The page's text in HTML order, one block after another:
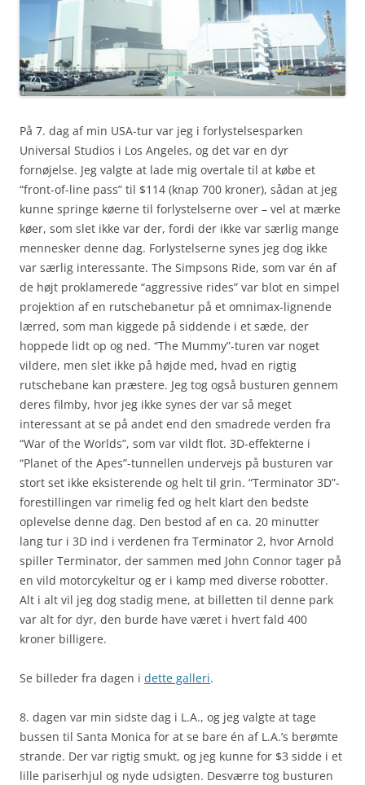
På 7. dag af min USA-tur var jeg i forlystelsesparken
Universal Studios i Los Angeles, og det var en dyr
fornøjelse. Jeg valgte at lade mig overtale til at købe et
“front-of-line pass” til $114 (knap 700 kroner), sådan at jeg
kunne springe køerne til forlystelserne over – vel at mærke
køer, som slet ikke var der, fordi der ikke var særlig mange
mennesker denne dag. Forlystelserne synes jeg dog ikke
var særlig interessante. The Simpsons Ride, som var én af
de højt proklamerede “aggressive rides” var blot en simpel
projektion af en rutschebanetur på et omnimax-lignende
lærred, som man kiggede på siddende i et sæde, der
hoppede lidt op og ned. “The Mummy”-turen var noget
vildere, men slet ikke på højde med, hvad en rigtig
rutschebane kan præstere. Jeg tog også busturen gennem
deres filmby, hvor jeg ikke synes der var så meget
interessant at se på andet end den smadrede verden fra
“War of the Worlds”, som var vildt flot. 3D-effekterne i
“Planet of the Apes”-tunnellen undervejs på busturen var
stort set ikke eksisterende og helt til grin. “Terminator 3D”-
forestillingen var rimelig fed og helt klart den bedste
oplevelse denne dag. Den bestod af en ca. 20 minutter
lang tur i 3D ind i verdenen fra Terminator 2, hvor Arnold
spiller Terminator, der sammen med John Connor tager på
en vild motorcykeltur og er i kamp med diverse robotter.
Alt i alt vil jeg dog stadig mene, at billetten til denne park
var alt for dyr, den burde have været i hvert fald 400
kroner billigere.
Se billeder fra dagen i dette galleri.
8. dagen var min sidste dag i L.A., og jeg valgte at tage
bussen til Santa Monica for at se bare én af L.A.’s berømte
strande. Der var rigtig smukt, og jeg kunne for $3 sidde i et
lille pariserhjul og nyde udsigten. Desværre tog busturen